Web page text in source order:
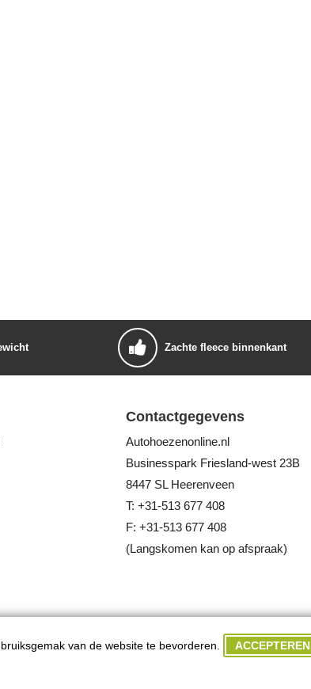
van de website te bevorderen. ACCEPTEREN
Zachte fleece binnenkant
Contactgegevens
Autohoezenonline.nl
Businesspark Friesland-west 23B
8447 SL Heerenveen
T: +31-513 677 408
F: +31-513 677 408
(Langskomen kan op afspraak)
Autohoezenonline.nl. Alle rechten voorbehouden.